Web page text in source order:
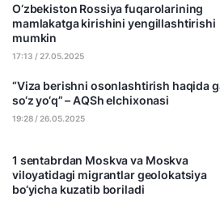
O‘zbekiston Rossiya fuqarolarining
mamlakatga kirishini yengillashtirishi
mumkin
17:13 / 27.05.2025
“Viza berishni osonlashtirish haqida
so‘z yo‘q” – AQSh elchixonasi
19:28 / 26.05.2025
1 sentabrdan Moskva va Moskva
viloyatidagi migrantlar geolokatsiya
bo‘yicha kuzatib boriladi